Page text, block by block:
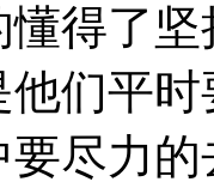
得了
们平
要尽力